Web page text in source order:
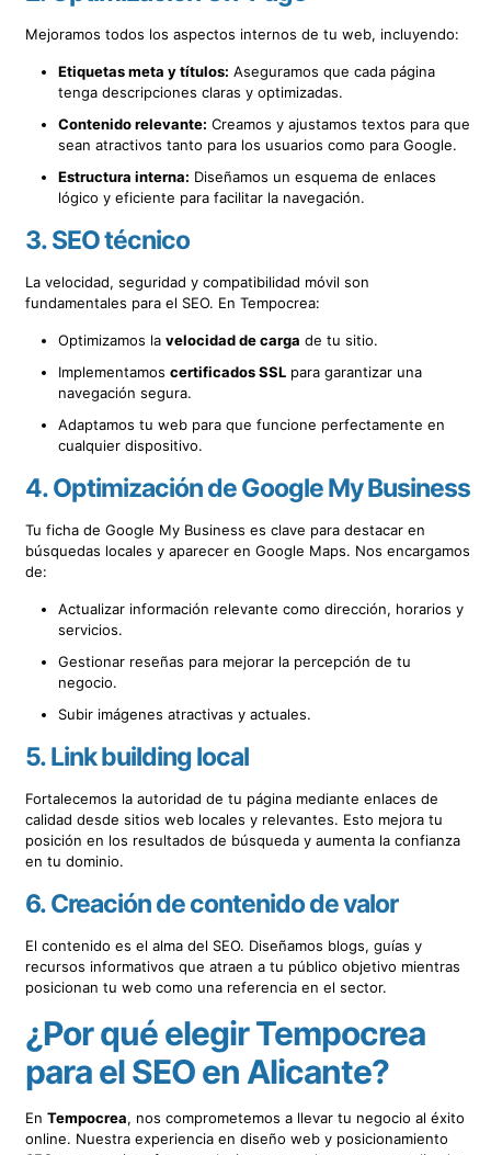
Mejoramos todos los aspectos internos de tu web, incluyendo:
Etiquetas meta y títulos: Aseguramos que cada página
tenga descripciones claras y optimizadas.
Contenido relevante: Creamos y ajustamos textos para que
sean atractivos tanto para los usuarios como para Google.
Estructura interna: Diseñamos un esquema de enlaces
lógico y eficiente para facilitar la navegación.
3.SEO técnico
La velocidad, seguridad y compatibilidad móvil son
fundamentales para el SEO. En Tempocrea:
Optimizamos lavelocidad de carga de tu sitio.
Implementamoscertificados SSL para garantizar una
navegación segura.
Adaptamos tu web para que funcione perfectamente en
cualquier dispositivo.
4.Optimización de Google My Business
Tu ficha de Google My Business es clave para destacar en
búsquedas locales y aparecer en Google Maps. Nos encargamos
de:
Actualizar información relevante como dirección, horarios y
servicios.
Gestionar reseñas para mejorar la percepción de tu
negocio.
Subir imágenes atractivas y actuales.
5.Link building local
Fortalecemos la autoridad de tu página mediante enlaces de
calidad desde sitios web locales y relevantes. Esto mejora tu
posición en los resultados de búsqueda y aumenta la confianza
en tu dominio.
6.Creación de contenido de valor
El contenido es el alma del SEO. Diseñamos blogs, guías y
recursos informativos que atraen a tu público objetivo mientras
posicionan tu web como una referencia en el sector.
¿Por qué elegir Tempocrea
para el SEO en Alicante?
EnTempocrea, nos comprometemos a llevar tu negocio al éxito
online. Nuestra experiencia en diseño web y posicionamiento